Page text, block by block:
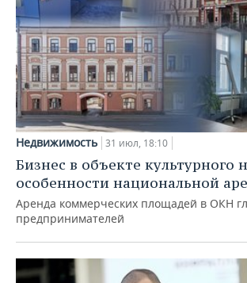
Недвижимость 31 июл, 18:10
Бизнес в объекте культурного
особенности национальной
Аренда коммерческих площадей в ОКН
предпринимателей